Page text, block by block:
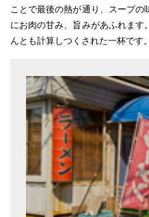
ことで最後の熱が通り、スープ
にお肉の甘み、旨みがあふれます
んとも計算しつくされた一杯です。